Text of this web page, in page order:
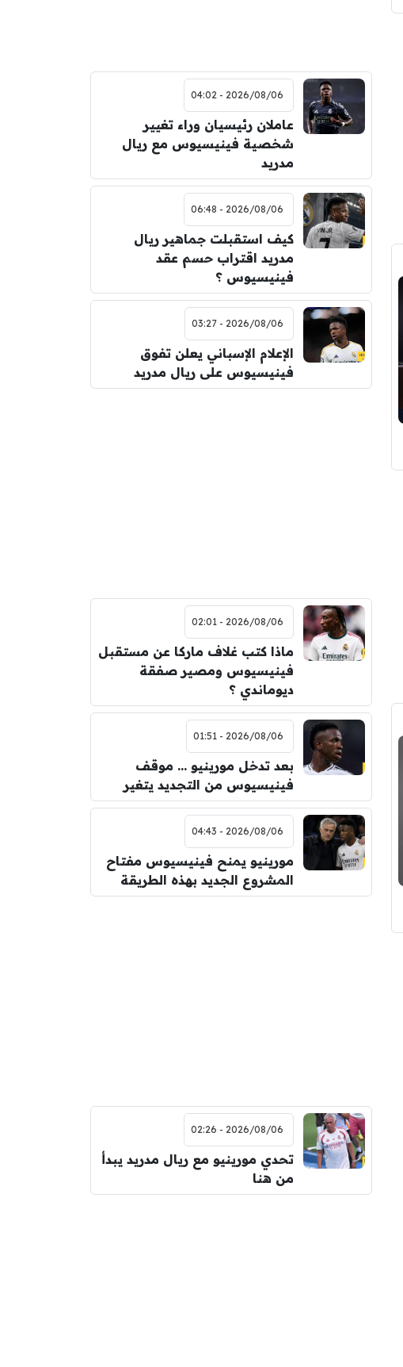
2026/08/06 - 04:02
عاملان رئيسيان وراء تغيير
شخصية فينيسيوس مع ريال
مدريد
2026/08/06 - 06:48
كيف استقبلت جماهير ريال
مدريد اقتراب حسم عقد
فينيسيوس ؟
2026/08/06 - 03:27
الإعلام الإسباني يعلن تفوق
فينيسيوس على ريال مدريد
2026/08/06 - 02:01
ماذا كتب غلاف ماركا عن مستقبل
فينيسيوس ومصير صفقة
ديوماندي ؟
2026/08/06 - 01:51
بعد تدخل مورينيو … موقف
فينيسيوس من التجديد يتغير
2026/08/06 - 04:43
مورينيو يمنح فينيسيوس مفتاح
المشروع الجديد بهذه الطريقة
2026/08/06 - 02:26
تحدي مورينيو مع ريال مدريد يبدأ
من هنا